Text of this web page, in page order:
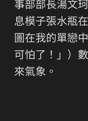
事部部長湯文
息模子張水瓶
圖在我的單戀
可怕了！」）
來氣象。